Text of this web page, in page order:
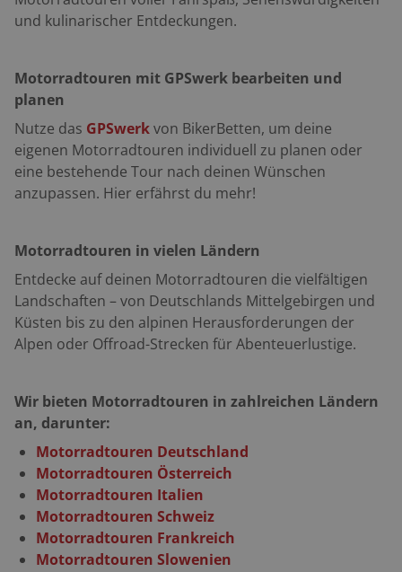
und kulinarischer Entdeckungen.
Motorradtouren mit GPSwerk bearbeiten und
planen
Nutze das GPSwerkvon BikerBetten, um deine
eigenen Motorradtouren individuell zu planen oder
eine bestehende Tour nach deinen Wünschen
anzupassen. Hier erfährst du mehr!
Motorradtouren in vielen Ländern
Entdecke auf deinen Motorradtouren die vielfältigen
Landschaften – von Deutschlands Mittelgebirgen und
Küsten bis zu den alpinen Herausforderungen der
Alpen oder Offroad-Strecken für Abenteuerlustige.
Wir bieten Motorradtouren in zahlreichen Ländern
an, darunter:
Motorradtouren Deutschland
Motorradtouren Österreich
Motorradtouren Italien
Motorradtouren Schweiz
Motorradtouren Frankreich
Motorradtouren Slowenien